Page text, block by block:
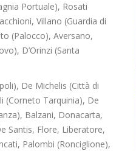
Portuale), Rosati
Villano (Guardia di
(Palocco), Aversano,
D’Orinzi (Santa
De Michelis (Città di
(Corneto Tarquinia), De
Balzani, Donacarta,
Santis, Flore, Liberatore,
Palombi (Ronciglione),